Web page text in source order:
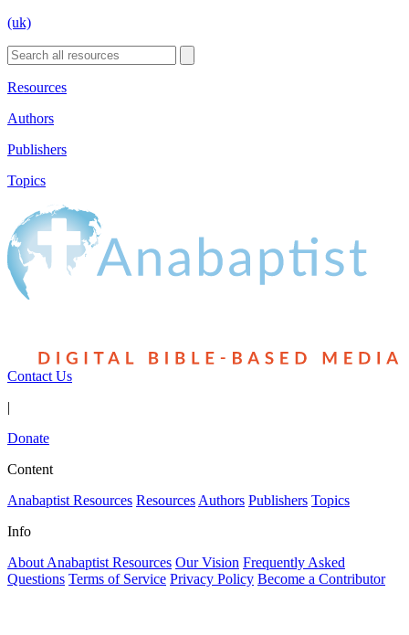
(uk)
Resources
Authors
Publishers
Topics
Contact Us
|
Donate
Content
Anabaptist Resources Resources Authors Publishers Topics
Info
About Anabaptist Resources Our Vision Frequently Asked
Questions Terms of Service Privacy Policy Become a Contributor